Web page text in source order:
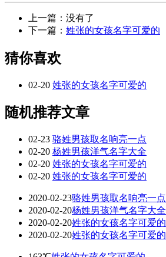
上一篇：没有了
下一篇： 姓张的女孩名字可爱的
猜你喜欢
02-20 姓张的女孩名字可爱的
随机推荐文章
02-23 骆姓男孩取名响亮一点
02-20 杨姓男孩洋气名字大全
02-20 姓张的女孩名字可爱的
02-20 姓张的女孩名字可爱的
2020-02-23骆姓男孩取名响亮一点
2020-02-20杨姓男孩洋气名字大全
2020-02-20姓张的女孩名字可爱的
2020-02-20姓张的女孩名字可爱的